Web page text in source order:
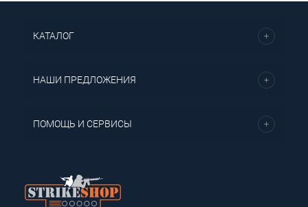
КАТАЛОГ
НАШИ ПРЕДЛОЖЕНИЯ
ПОМОЩЬ И СЕРВИСЫ